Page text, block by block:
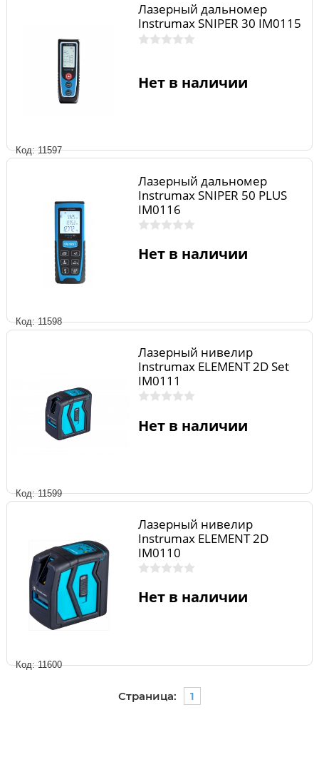
Код: 11597
Лазерный дальномер
Instrumax SNIPER 30 IM0115
Нет в наличии
Код: 11598
Лазерный дальномер
Instrumax SNIPER 50 PLUS
IM0116
Нет в наличии
Код: 11599
Лазерный нивелир
Instrumax ELEMENT 2D Set
IM0111
Нет в наличии
Код: 11600
Лазерный нивелир
Instrumax ELEMENT 2D
IM0110
Нет в наличии
Страница: 1